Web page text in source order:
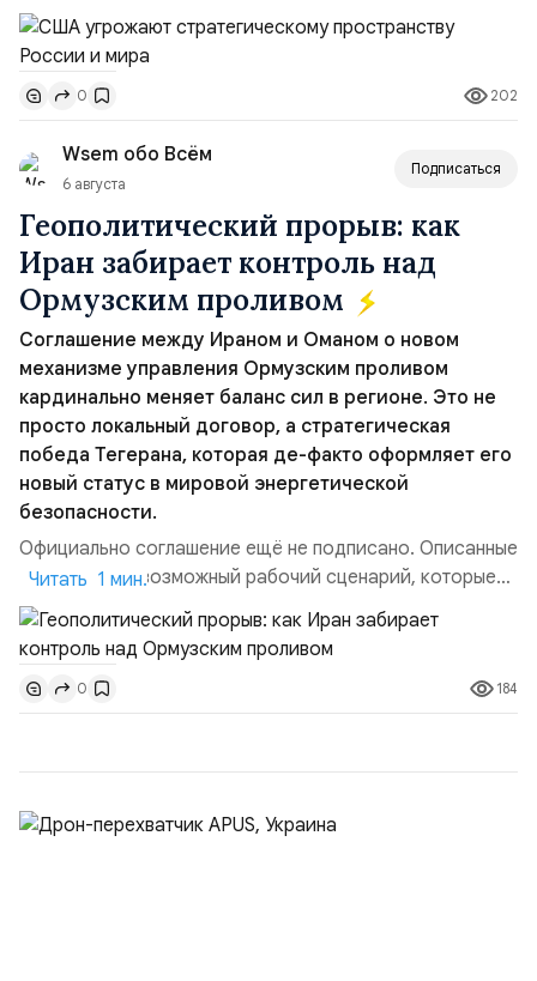
заявление для прессы в ответ на проведение Токио
совместных с флотом США запусков крылатых ракет
Томагавк.«Япония отбросила обманчивую видимость
„исключительно оборонительной страны“ и выносит
вопрос о собственном ядерном вооружении на
всеобщее обозрение, одновреме...
0 202
Wsem обо Всём
6 августа
Подписаться
Геополитический прорыв: как
Иран забирает контроль над
Ормузским проливом
Соглашение между Ираном и Оманом о новом
механизме управления Ормузским проливом
кардинально меняет баланс сил в регионе. Это не
просто локальный договор, а стратегическая
победа Тегерана, которая де-факто оформляет его
новый статус в мировой энергетической
безопасности.
Официально соглашение ещё не подписано. Описанные
пункты — это возможный рабочий сценарий, которые
скорее всего будут реализованы.Разбираем ключевые
тезисы и последствия этого соглашения:. 1. Новые
доли контроля (75 на 25). Было: Ранее Иран и Оман
контролировали пролив на паритетных началах —
50/50. Стало: Новое соглашение закрепляет за
Читать 1 мин.
0 184